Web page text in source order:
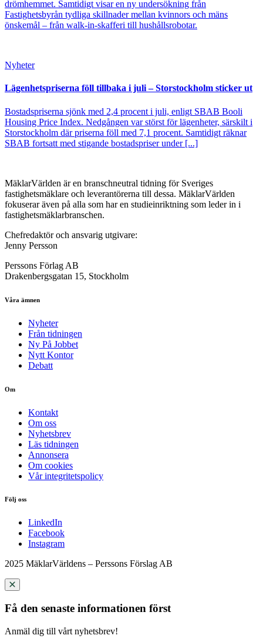
drömhemmet. Samtidigt visar en ny undersökning från
Fastighetsbyrån tydliga skillnader mellan kvinnors och mäns
önskemål – från walk-in-skafferi till hushållsrobotar.
Nyheter
Lägenhetspriserna föll tillbaka i juli – Storstockholm sticker ut
Bostadspriserna sjönk med 2,4 procent i juli, enligt SBAB Booli
Housing Price Index. Nedgången var störst för lägenheter, särskilt i
Storstockholm där priserna föll med 7,1 procent. Samtidigt räknar
SBAB fortsatt med stigande bostadspriser under [...]
MäklarVärlden är en branschneutral tidning för Sveriges
fastighetsmäklare och leverantörerna till dessa. MäklarVärlden
fokuserar även på alla som har en studieinriktning som leder in i
fastighetsmäklarbranschen.
Chefredaktör och ansvarig utgivare:
Jenny Persson
Perssons Förlag AB
Drakenbergsgatan 15, Stockholm
Våra ämnen
Nyheter
Från tidningen
Ny På Jobbet
Nytt Kontor
Debatt
Om
Kontakt
Om oss
Nyhetsbrev
Läs tidningen
Annonsera
Om cookies
Vår integritetspolicy
Följ oss
LinkedIn
Facebook
Instagram
2025 MäklarVärldens – Perssons Förslag AB
Få den senaste informationen först
Anmäl dig till vårt nyhetsbrev!